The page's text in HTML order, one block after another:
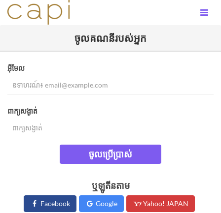
ចូល​គណនីរបស់អ្នក​
អ៊ីមែល
ពាក្យសង្ងាត់
ចូលប្រើប្រាស់
ឬឡូតីនតាម
Facebook Google Yahoo! JAPAN